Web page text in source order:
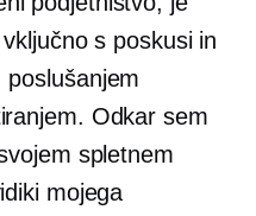
s poskusi in
poslušanjem
Odkar sem
spletnem
mojega